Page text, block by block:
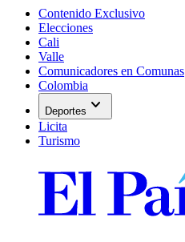
Contenido Exclusivo
Elecciones
Cali
Valle
Comunicadores en Comunas
Colombia
Deportes expand_more
Licita
Turismo